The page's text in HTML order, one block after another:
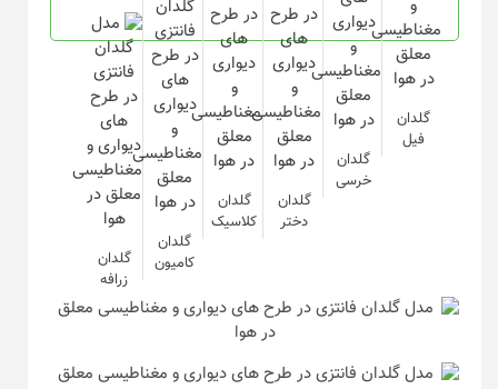
گلدان
فیل
گلدان
خرسی
گلدان
دختر
گلدان
کلاسیک
گلدان
کامیون
گلدان
زرافه